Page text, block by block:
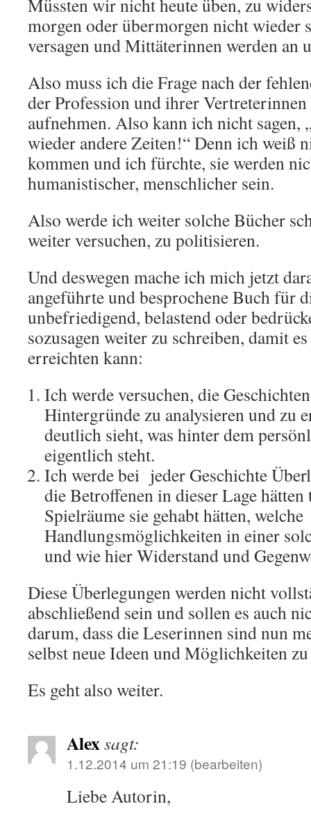
Müssten wir nicht heute üben, zu
morgen oder übermorgen nicht wieder
versagen und Mittäterinnen werden an
Also muss ich die Frage nach der
der Profession und ihrer
aufnehmen. Also kann ich nicht sagen,
wieder andere Zeiten!“ Denn ich weiß
kommen und ich fürchte, sie werden
humanistischer, menschlicher sein.
Also werde ich weiter solche Bücher
weiter versuchen, zu politisieren.
Und deswegen mache ich mich jetzt
angeführte und besprochene Buch für
unbefriedigend, belastend oder
sozusagen weiter zu schreiben, damit
erreichten kann:
Ich werde versuchen, die
Hintergründe zu analysieren und zu
deutlich sieht, was hinter dem
eigentlich steht.
Ich werde bei jeder Geschichte
die Betroffenen in dieser Lage
Spielräume sie gehabt hätten, welche
Handlungsmöglichkeiten in einer
und wie hier Widerstand und
Diese Überlegungen werden nicht
abschließend sein und sollen es auch
darum, dass die Leserinnen sind nun
selbst neue Ideen und Möglichkeiten
Es geht also weiter.
Alexsagt:
1.12.2014 um 21:19 (bearbeiten)
Liebe Autorin,